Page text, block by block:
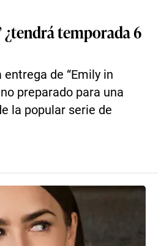
¿tendrá temporada 6
de “Emily in
preparado para una
la popular serie de